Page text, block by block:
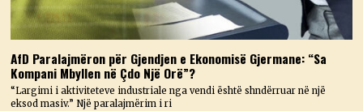
AfD Paralajmëron për Gjendjen e Ekonomisë Gjermane: “Sa
Kompani Mbyllen në Çdo Një Orë”?
“Largimi i aktiviteteve industriale nga vendi është shndërruar në një
eksod masiv.” Një paralajmërim i ri